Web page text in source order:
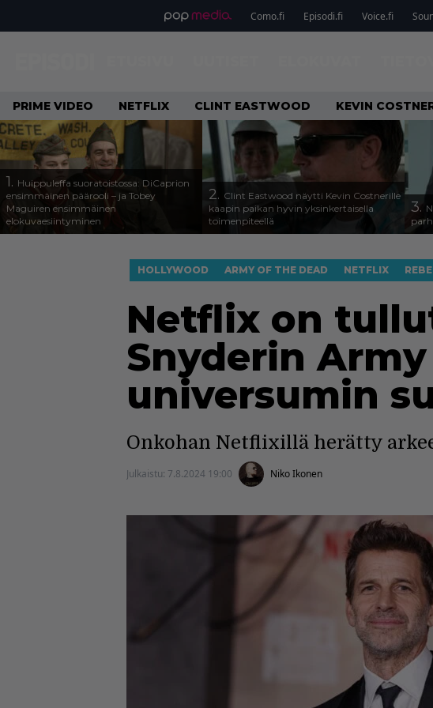
Como.fi Episodi.fi Voice.fi
PRIME VIDEO NETFLIX CLINT EASTWOOD KEVIN
1. Huippuleffa suoratoistossa: DiCaprion
ensimmäinen päärooli – ja Tobey
Maguiren ensimmäinen
elokuvaesiintyminen
2. Clint Eastwood näytti Kevin Costnerille
kaapin paikan hyvin yksinkertaisella
toimenpiteellä
3.
HOLLYWOOD ARMY OF THE DEAD NETFLIX
Netflix on
Snyderin
universumin
Onkohan Netflixillä herätty
Julkaistu: 7.8.2024 19:00 Niko Ikonen